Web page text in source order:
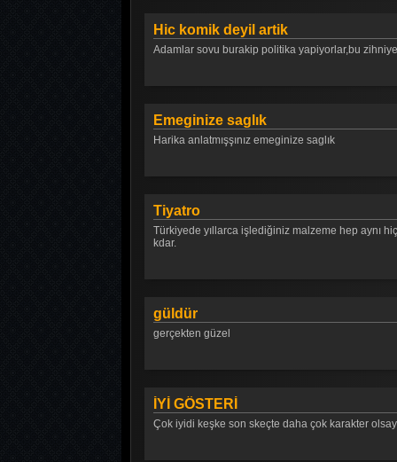
Hic komik deyil artik
Adamlar sovu burakip politika yapiyorlar,bu
Emeginize saglık
Harika anlatmışşınız emeginize saglık
Tiyatro
Türkiyede yıllarca işlediğiniz malzeme hep aynı
kdar.
güldür
gerçekten güzel
İYİ GÖSTERİ
Çok iyidi keşke son skeçte daha çok karakter